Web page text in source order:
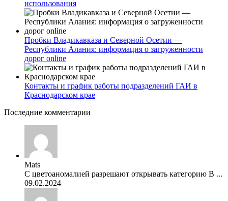
использования
Пробки Владикавказа и Северной Осетии —
Республики Алания: информация о загруженности
дорог online
Контакты и график работы подразделений ГАИ в
Краснодарском крае
Последние комментарии
Mats
С цветоаномалией разрешают открывать категорию В ...
09.02.2024